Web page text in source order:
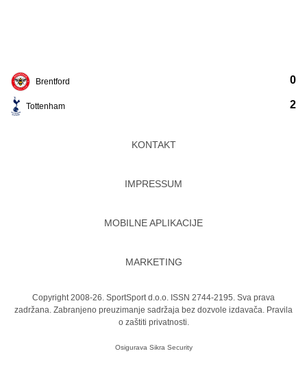
Brentford
Tottenham
0
2
KONTAKT
IMPRESSUM
MOBILNE APLIKACIJE
MARKETING
Copyright 2008-26. SportSport d.o.o. ISSN 2744-2195. Sva prava
zadržana. Zabranjeno preuzimanje sadržaja bez dozvole izdavača. Pravila
o zaštiti privatnosti.
Osigurava Sikra Security